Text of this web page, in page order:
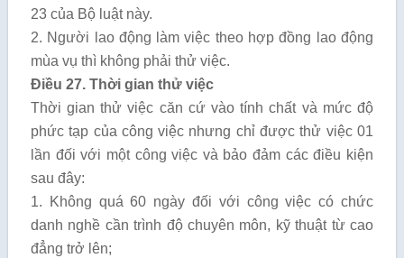
23 của Bộ luật này.
2. Người lao động làm việc theo hợp đồng lao động
mùa vụ thì không phải thử việc.
Điều 27. Thời gian thử việc
Thời gian thử việc căn cứ vào tính chất và mức độ
phức tạp của công việc nhưng chỉ được thử việc 01
lần đối với một công việc và bảo đảm các điều kiện
sau đây:
1. Không quá 60 ngày đối với công việc có chức
danh nghề cần trình độ chuyên môn, kỹ thuật từ cao
đẳng trở lên;